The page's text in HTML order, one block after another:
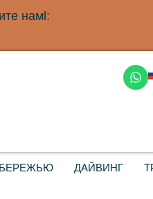
намl:
ДАЙВИНГ